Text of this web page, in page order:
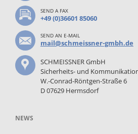
SEND A FAX
+49 (0)36601 85060
SEND AN E-MAIL
mail@schmeissner-gmbh.de
SCHMEISSNER GmbH
Sicherheits- und
W.-Conrad-Röntgen-Straße 6
D 07629 Hermsdorf
NEWS